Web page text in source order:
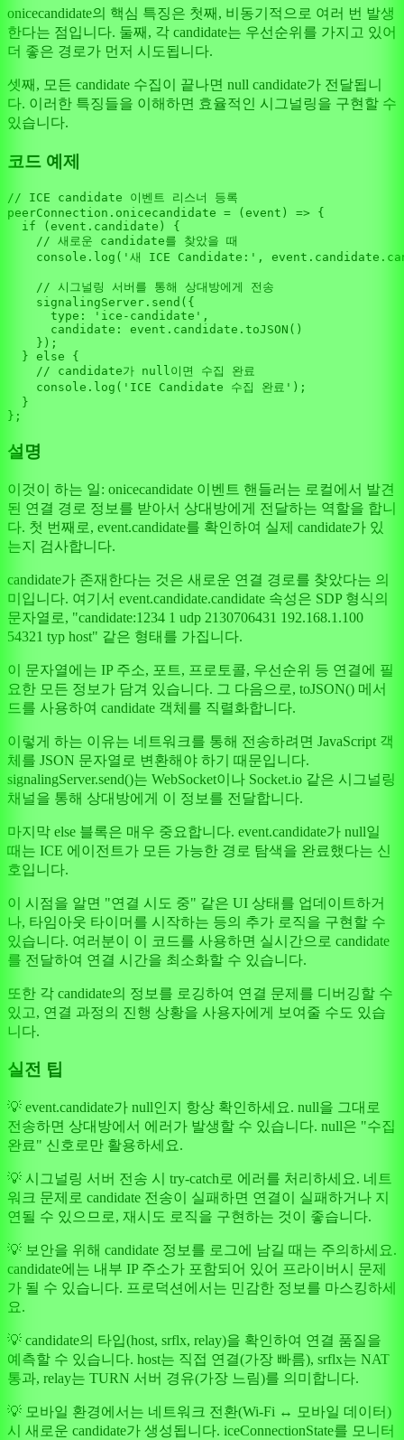
onicecandidate의 핵심 특징은 첫째, 비동기적으로 여러 번 발생
한다는 점입니다. 둘째, 각 candidate는 우선순위를 가지고 있어
더 좋은 경로가 먼저 시도됩니다.
셋째, 모든 candidate 수집이 끝나면 null candidate가 전달됩니
다. 이러한 특징들을 이해하면 효율적인 시그널링을 구현할 수
있습니다.
코드 예제
// ICE candidate 이벤트 리스너 등록
peerConnection. onicecandidate = ( event ) => {
if (event. candidate ) {
// 새로운 candidate를 찾았을 때
console . log ( '새 ICE Candidate:' , event. candidate .
// 시그널링 서버를 통해 상대방에게 전송
    signalingServer.
send ({
type : 'ice-candidate' ,
candidate : event. candidate . toJSON ()
    });
  }
else {
// candidate가 null이면 수집 완료
console . log ( 'ICE Candidate 수집 완료' );
  }
설명
이것이 하는 일: onicecandidate 이벤트 핸들러는 로컬에서 발견
된 연결 경로 정보를 받아서 상대방에게 전달하는 역할을 합니
다. 첫 번째로, event.candidate를 확인하여 실제 candidate가 있
는지 검사합니다.
candidate가 존재한다는 것은 새로운 연결 경로를 찾았다는 의
미입니다. 여기서 event.candidate.candidate 속성은 SDP 형식의
문자열로, "candidate:1234 1 udp 2130706431 192.168.1.100
54321 typ host" 같은 형태를 가집니다.
이 문자열에는 IP 주소, 포트, 프로토콜, 우선순위 등 연결에 필
요한 모든 정보가 담겨 있습니다. 그 다음으로, toJSON() 메서
드를 사용하여 candidate 객체를 직렬화합니다.
이렇게 하는 이유는 네트워크를 통해 전송하려면 JavaScript 객
체를 JSON 문자열로 변환해야 하기 때문입니다.
signalingServer.send()는 WebSocket이나 Socket.io 같은 시그널링
채널을 통해 상대방에게 이 정보를 전달합니다.
마지막 else 블록은 매우 중요합니다. event.candidate가 null일
때는 ICE 에이전트가 모든 가능한 경로 탐색을 완료했다는 신
호입니다.
이 시점을 알면 "연결 시도 중" 같은 UI 상태를 업데이트하거
나, 타임아웃 타이머를 시작하는 등의 추가 로직을 구현할 수
있습니다. 여러분이 이 코드를 사용하면 실시간으로 candidate
를 전달하여 연결 시간을 최소화할 수 있습니다.
또한 각 candidate의 정보를 로깅하여 연결 문제를 디버깅할 수
있고, 연결 과정의 진행 상황을 사용자에게 보여줄 수도 있습
니다.
실전 팁
💡 event.candidate가 null인지 항상 확인하세요. null을 그대로
전송하면 상대방에서 에러가 발생할 수 있습니다. null은 "수집
완료" 신호로만 활용하세요.
💡 시그널링 서버 전송 시 try-catch로 에러를 처리하세요. 네트
워크 문제로 candidate 전송이 실패하면 연결이 실패하거나 지
연될 수 있으므로, 재시도 로직을 구현하는 것이 좋습니다.
💡 보안을 위해 candidate 정보를 로그에 남길 때는 주의하세요.
candidate에는 내부 IP 주소가 포함되어 있어 프라이버시 문제
가 될 수 있습니다. 프로덕션에서는 민감한 정보를 마스킹하세
요.
💡 candidate의 타입(host, srflx, relay)을 확인하여 연결 품질을
예측할 수 있습니다. host는 직접 연결(가장 빠름), srflx는 NAT
통과, relay는 TURN 서버 경유(가장 느림)를 의미합니다.
💡 모바일 환경에서는 네트워크 전환(Wi-Fi ↔ 모바일 데이터)
시 새로운 candidate가 생성됩니다. iceConnectionState를 모니터